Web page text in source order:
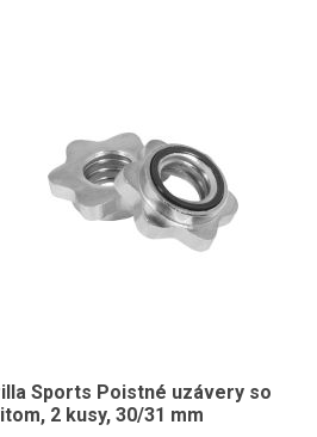
Sports Poistné uzávery so
2 kusy, 30/31 mm